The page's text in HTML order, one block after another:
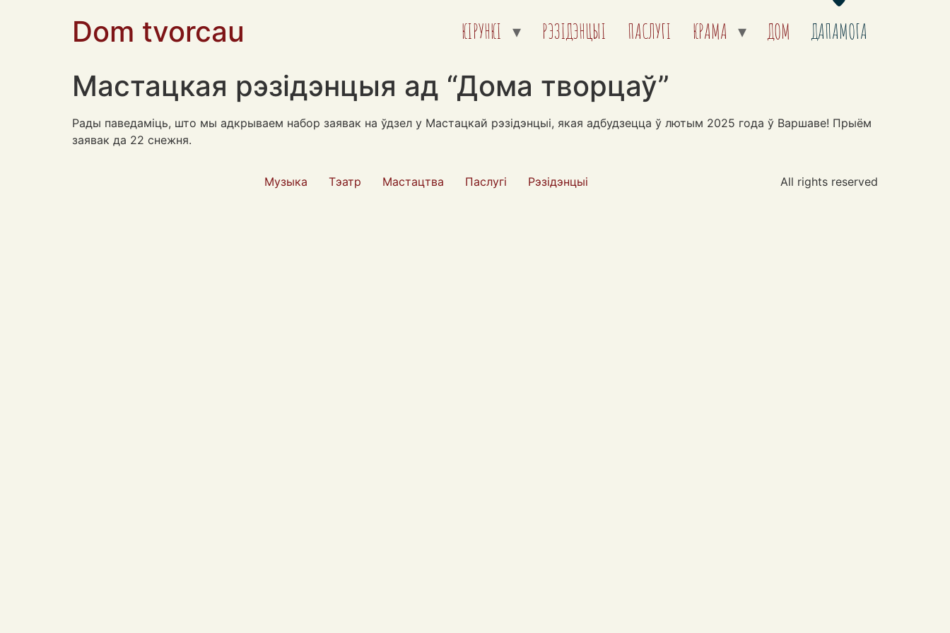
Dom tvorcau КІРУНКІ РЭЗІДЭНЦЫІ ПАСЛУГІ КРАМА ДОМ ДАПАМОГА
Мастацкая рэзідэнцыя ад “Дома творцаў”
Рады паведаміць, што мы адкрываем набор заявак на ўдзел у Мастацкай рэзідэнцыі, якая адбудзецца ў лютым 2025 года ў Варшаве! Прыём
заявак да 22 снежня.
Музыка Тэатр Мастацтва Паслугі Рэзідэнцыі All rights reserved